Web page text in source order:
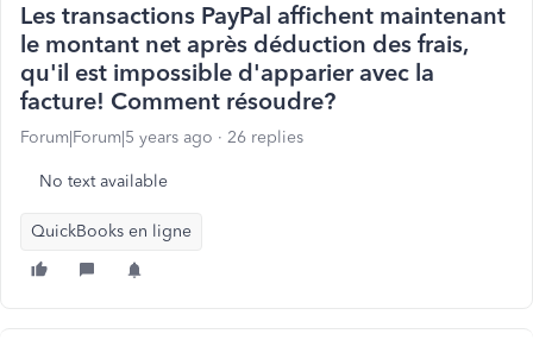
Les transactions PayPal affichent maintenant
le montant net après déduction des frais,
qu'il est impossible d'apparier avec la
facture! Comment résoudre?
Forum|Forum|5 years ago 26 replies
No text available
QuickBooks en ligne